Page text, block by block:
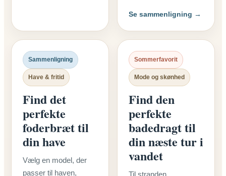
Se sammenligning →
Sammenligning
Have & fritid
Find det
perfekte
foderbræt til
din have
Vælg en model, der
passer til haven,
Sommerfavorit
Mode og skønhed
Find den
perfekte
badedragt til
din næste tur i
vandet
Til stranden,